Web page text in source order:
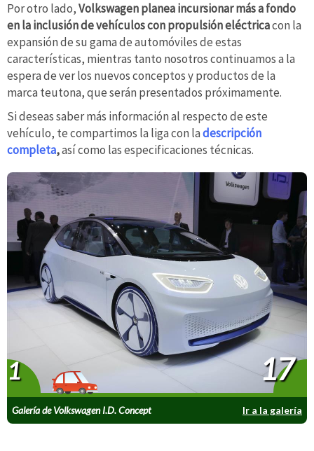
Por otro lado,Volkswagen planea incursionar más a fondo
en la inclusión de vehículos con propulsión eléctricacon la
expansión de su gama de automóviles de estas
características, mientras tanto nosotros continuamos a la
espera de ver los nuevos conceptos y productos de la
marca teutona, que serán presentados próximamente.
Si deseas saber más información al respecto de este
vehículo, te compartimos la liga con ladescripción
completa,así como las especificaciones técnicas.
Galería de Volkswagen I.D. Concept Ir a la galería
1 17